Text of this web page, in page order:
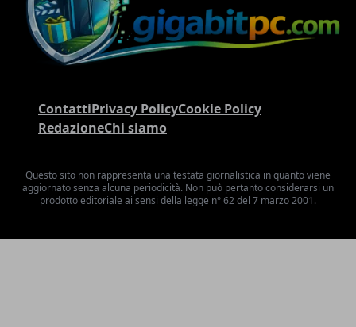
ContattiPrivacy PolicyCookie Policy
RedazioneChi siamo
Questo sito non rappresenta una testata giornalistica in quanto viene
aggiornato senza alcuna periodicità. Non può pertanto considerarsi un
prodotto editoriale ai sensi della legge n° 62 del 7 marzo 2001.